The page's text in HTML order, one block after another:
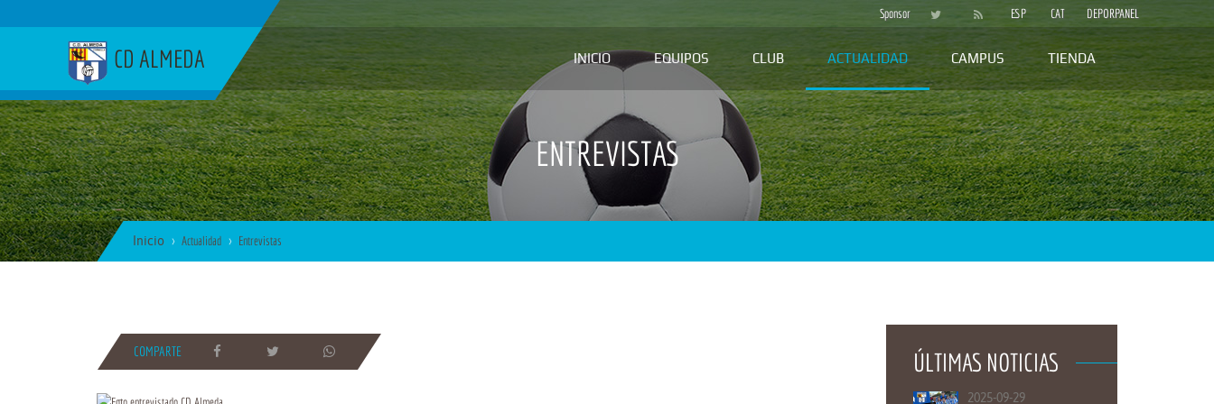
Sponsor ESP CAT DEPORPANEL
CD ALMEDA INICIO EQUIPOS CLUB ACTUALIDAD CAMPUS TIENDA
ENTREVISTAS
Inicio Actualidad Entrevistas
COMPARTE ÚLTIMAS NOTICIAS
2025-09-29